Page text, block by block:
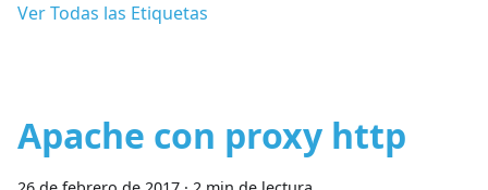
Ver Todas las Etiquetas
Apache con proxy http